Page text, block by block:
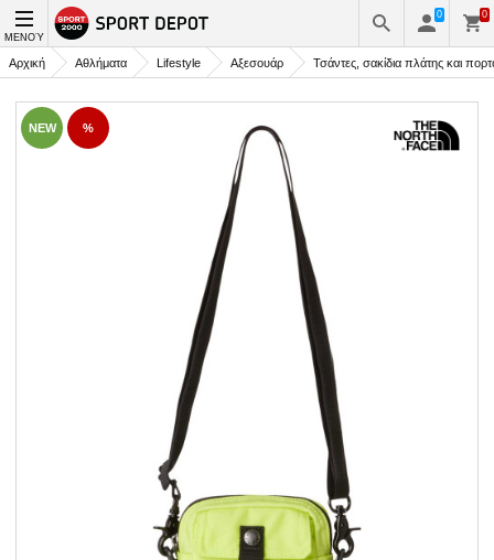
ΜΕΝΟΎ
0 0
Αρχική Αθλήματα Lifestyle Αξεσουάρ Τσάντες, σακίδια πλάτης και
NEW %